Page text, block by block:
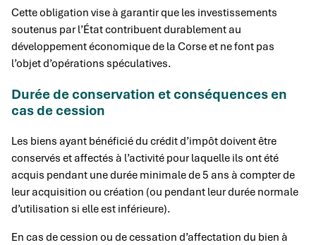
Cette obligation vise à garantir que les investissements
soutenus par l’État contribuent durablement au
développement économique de la Corse et ne font pas
l’objet d’opérations spéculatives.
Durée de conservation et conséquences en
cas de cession
Les biens ayant bénéficié du crédit d’impôt doivent être
conservés et affectés à l’activité pour laquelle ils ont été
acquis pendant une durée minimale de 5 ans à compter de
leur acquisition ou création (ou pendant leur durée normale
d’utilisation si elle est inférieure).
En cas de cession ou de cessation d’affectation du bien à